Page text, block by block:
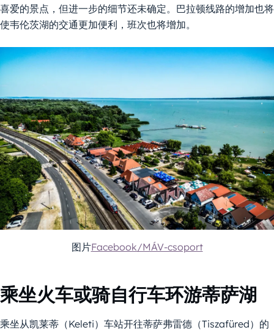
喜爱的景点，但进一步的细节还未确定。巴拉顿线路的增加也将
使韦伦茨湖的交通更加便利，班次也将增加。
图片Facebook/MÁV-csoport
乘坐火车或骑自行车环游蒂萨湖
乘坐从凯莱蒂（Keleti）车站开往蒂萨弗雷德（Tiszafüred）的